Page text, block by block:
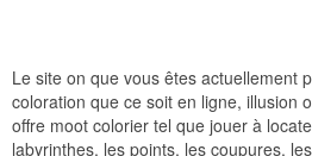
Le site on que vous êtes actuellement
coloration que ce soit en ligne, illusion
offre moot colorier tel que jouer à
labyrinthes, les points, les coupures,